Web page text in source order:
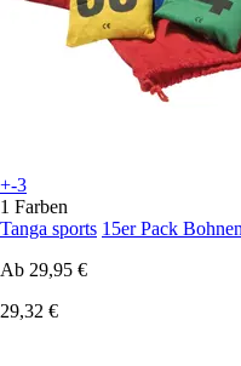
+-3
1 Farben
Tanga sports 15er Pack
Ab 29,95 €
29,32 €